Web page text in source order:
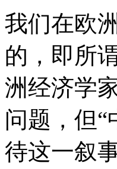
我们在欧
的，即所
洲经济学
问题，但
待这一叙